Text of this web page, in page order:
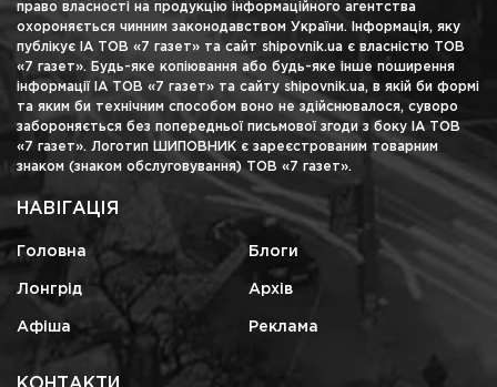
право власності на продукцію інформаційного агентства
охороняється чинним законодавством України. Інформація, яку
публікує ІА ТОВ «7 газет» та сайт shipovnik.ua є власністю ТОВ
«7 газет». Будь-яке копіювання або будь-яке інше поширення
інформації ІА ТОВ «7 газет» та сайту shipovnik.ua, в якій би формі
та яким би технічним способом воно не здійснювалося, суворо
забороняється без попередньої письмової згоди з боку ІА ТОВ
«7 газет». Логотип ШИПОВНИК є зареєстрованим товарним
знаком (знаком обслуговування) ТОВ «7 газет».
НАВІГАЦІЯ
Головна Блоги
Лонгрід Архів
Афіша Реклама